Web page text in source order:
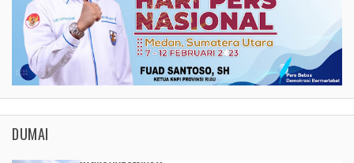
DUMAI